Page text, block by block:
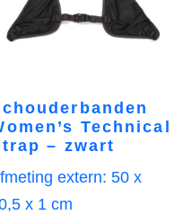
Technical
– zwart
extern: 50 x
x 1 cm